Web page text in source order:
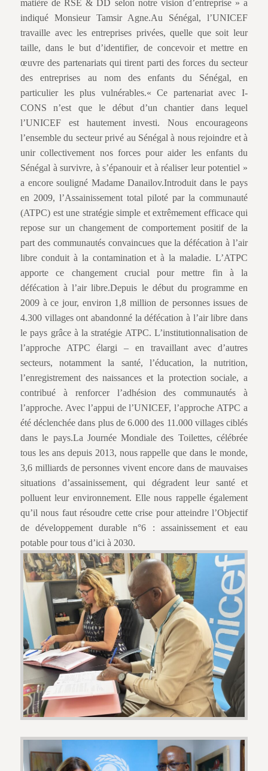
matière de RSE & DD selon notre vision d’entreprise » a
indiqué Monsieur Tamsir Agne.Au Sénégal, l’UNICEF
travaille avec les entreprises privées, quelle que soit leur
taille, dans le but d’identifier, de concevoir et mettre en
œuvre des partenariats qui tirent parti des forces du secteur
des entreprises au nom des enfants du Sénégal, en
particulier les plus vulnérables.« Ce partenariat avec I-
CONS n’est que le début d’un chantier dans lequel
l’UNICEF est hautement investi. Nous encourageons
l’ensemble du secteur privé au Sénégal à nous rejoindre et à
unir collectivement nos forces pour aider les enfants du
Sénégal à survivre, à s’épanouir et à réaliser leur potentiel »
a encore souligné Madame Danailov.Introduit dans le pays
en 2009, l’Assainissement total piloté par la communauté
(ATPC) est une stratégie simple et extrêmement efficace qui
repose sur un changement de comportement positif de la
part des communautés convaincues que la défécation à l’air
libre conduit à la contamination et à la maladie. L’ATPC
apporte ce changement crucial pour mettre fin à la
défécation à l’air libre.Depuis le début du programme en
2009 à ce jour, environ 1,8 million de personnes issues de
4.300 villages ont abandonné la défécation à l’air libre dans
le pays grâce à la stratégie ATPC. L’institutionnalisation de
l’approche ATPC élargi – en travaillant avec d’autres
secteurs, notamment la santé, l’éducation, la nutrition,
l’enregistrement des naissances et la protection sociale, a
contribué à renforcer l’adhésion des communautés à
l’approche. Avec l’appui de l’UNICEF, l’approche ATPC a
été déclenchée dans plus de 6.000 des 11.000 villages ciblés
dans le pays.La Journée Mondiale des Toilettes, célébrée
tous les ans depuis 2013, nous rappelle que dans le monde,
3,6 milliards de personnes vivent encore dans de mauvaises
situations d’assainissement, qui dégradent leur santé et
polluent leur environnement. Elle nous rappelle également
qu’il nous faut résoudre cette crise pour atteindre l’Objectif
de développement durable n°6 : assainissement et eau
potable pour tous d’ici à 2030.